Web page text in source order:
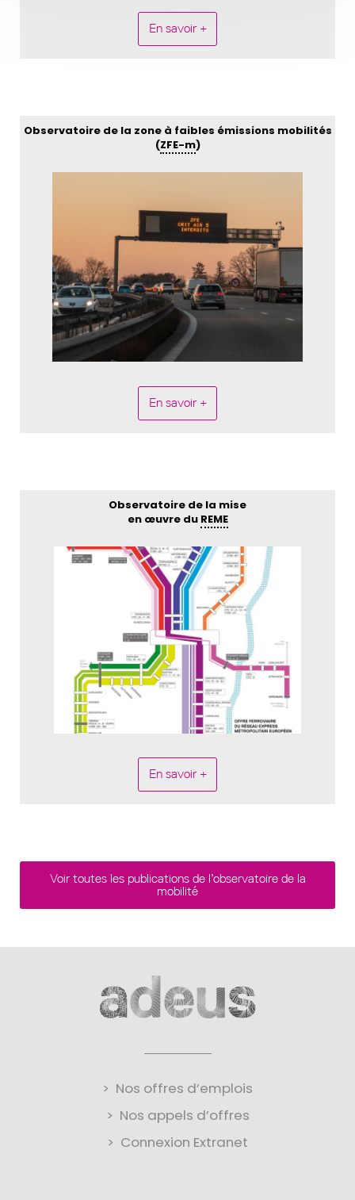
En savoir +
Observatoire de la zone à faibles émissions mobilités
(ZFE-m)
En savoir +
Observatoire de la mise
en œuvre du REME
En savoir +
Voir toutes les publications de l’observatoire de la
mobilité
Nos offres d’emplois
Nos appels d’offres
Connexion Extranet